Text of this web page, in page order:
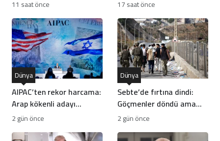
11 saat önce 17 saat önce
AIPAC’ten rekor harcama:
Arap kökenli adayı
devirme planı
Dünya
2 gün önce
Sebte’de fırtına dindi:
Göçmenler döndü ama
kriz bitmedi
Dünya
2 gün önce